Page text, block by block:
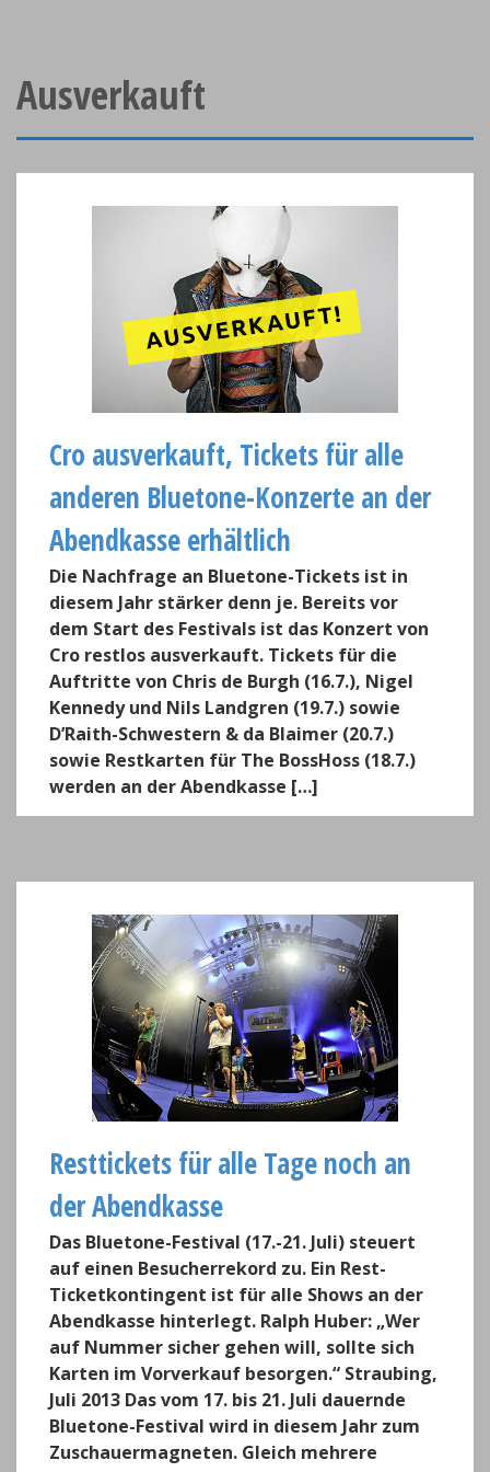
Ausverkauft
Cro ausverkauft, Tickets für alle
anderen Bluetone-Konzerte an der
Abendkasse erhältlich
Die Nachfrage an Bluetone-Tickets ist in
diesem Jahr stärker denn je. Bereits vor
dem Start des Festivals ist das Konzert von
Cro restlos ausverkauft. Tickets für die
Auftritte von Chris de Burgh (16.7.), Nigel
Kennedy und Nils Landgren (19.7.) sowie
D’Raith-Schwestern & da Blaimer (20.7.)
sowie Restkarten für The BossHoss (18.7.)
werden an der Abendkasse […]
Resttickets für alle Tage noch an
der Abendkasse
Das Bluetone-Festival (17.-21. Juli) steuert
auf einen Besucherrekord zu. Ein Rest-
Ticketkontingent ist für alle Shows an der
Abendkasse hinterlegt. Ralph Huber: „Wer
auf Nummer sicher gehen will, sollte sich
Karten im Vorverkauf besorgen.“ Straubing,
Juli 2013 Das vom 17. bis 21. Juli dauernde
Bluetone-Festival wird in diesem Jahr zum
Zuschauermagneten. Gleich mehrere